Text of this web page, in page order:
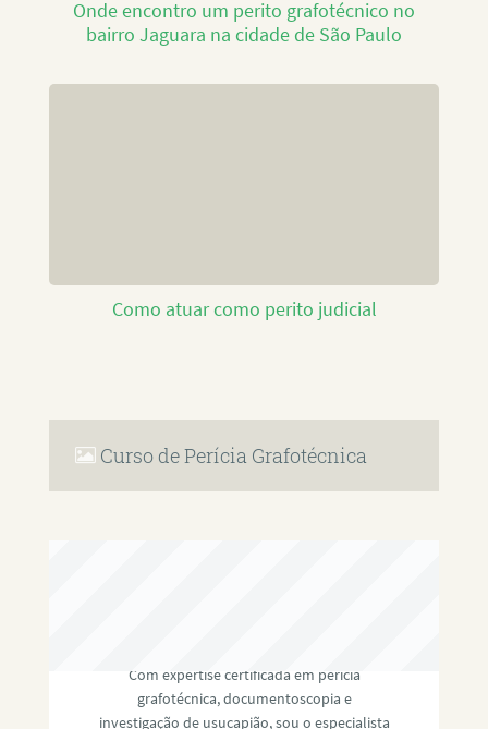
Onde encontro um perito grafotécnico no
bairro Jaguara na cidade de São Paulo
Como atuar como perito judicial
Curso de Perícia Grafotécnica
Com expertise certificada em perícia
grafotécnica, documentoscopia e
investigação de usucapião, sou o especialista